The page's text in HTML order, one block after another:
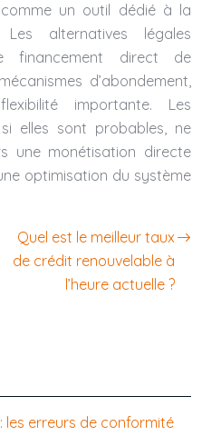
un outil dédié à la
Les alternatives légales
financement direct de
d’abondement,
importante. Les
elles sont probables, ne
une monétisation directe
optimisation du système
Quel est le meilleur taux
de crédit renouvelable à
l’heure actuelle ?
les erreurs de conformité